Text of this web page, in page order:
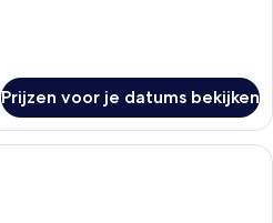
Prijzen voor je datums bekijken
Een moderne hotelkamer met een